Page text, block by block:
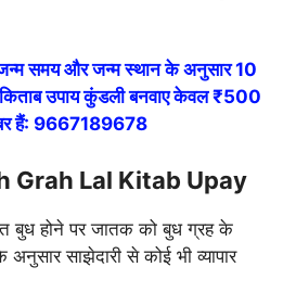
समय और जन्म स्थान के अनुसार 10
उपाय कुंडली बनवाए केवल ₹500
हैं: 9667189678
Grah Lal Kitab Upay
बुध होने पर जातक को बुध ग्रह के
साझेदारी से कोई भी व्यापार